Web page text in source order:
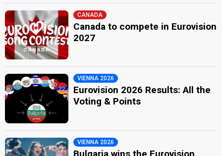
CANADA
Canada to compete in Eurovision
2027
VIENNA 2026
Eurovision 2026 Results: All the
Voting & Points
VIENNA 2026
Bulgaria wins the Eurovision